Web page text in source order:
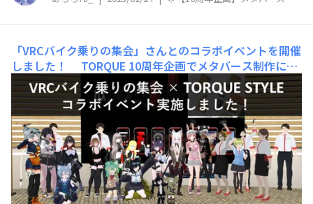
「VRCバイク乗りの集会」さんとのコラボイベントを開催
しました！
TORQUE 10周年企画でメタバース制作にか
かわったメンバーの持ち込み企画で、「VRCバイク乗りの
集会」さんとのコラボイベントが決定しました🎉第1部の
集合写真です！ 500名近いメンバーがいらっしゃる大き
なコミュニティとのことで、年初から一緒に検討を重ね、
先月末でのスピード開催となりました✨「V